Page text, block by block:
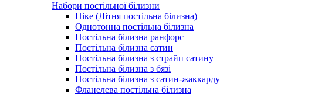
Набори постільної білизни
Піке (Літня постільна білизна)
Однотонна постільна білизна
Постільна білизна ранфорс
Постільна білизна сатин
Постільна білизна з страйп сатину
Постільна білизна з бязі
Постільна білизна з сатин-жаккарду
Фланелева постільна білизна